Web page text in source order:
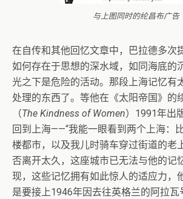
与上图同时的纶昌布广告
在自传和其他回忆文章中，巴拉德多次
如何存在于思想的深水域，如同海底的
光之下是危险的活动。那段上海记忆有
处理的东西了。等他在《太阳帝国》的
（The Kindness of Women）1991年出
回到上海——“我能一眼看到两个上海：
楼都市，以及我儿时骑车穿过街道的老
否离开太久，这座城市已无法与他的记
现，这些记忆拥有如此惊人的适应力，
是要接上1946年因去往英格兰的阿拉瓦